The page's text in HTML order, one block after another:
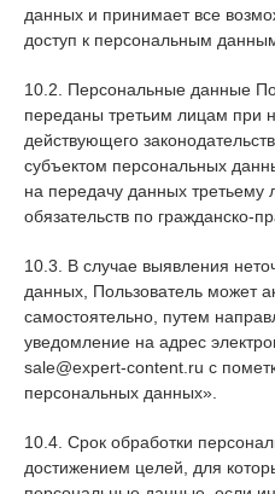
данных и принимает все
доступ к персональным
10.2. Персональные данные
переданы третьим лицам при
действующего
субъектом персональных
на передачу данных третьему
обязательств по гражданско-
10.3. В случае выявления
данных, Пользователь может
самостоятельно, путем
уведомление на адрес
sale@expert-content.ru с
персональных данных».
10.4. Срок обработки
достижением целей, для